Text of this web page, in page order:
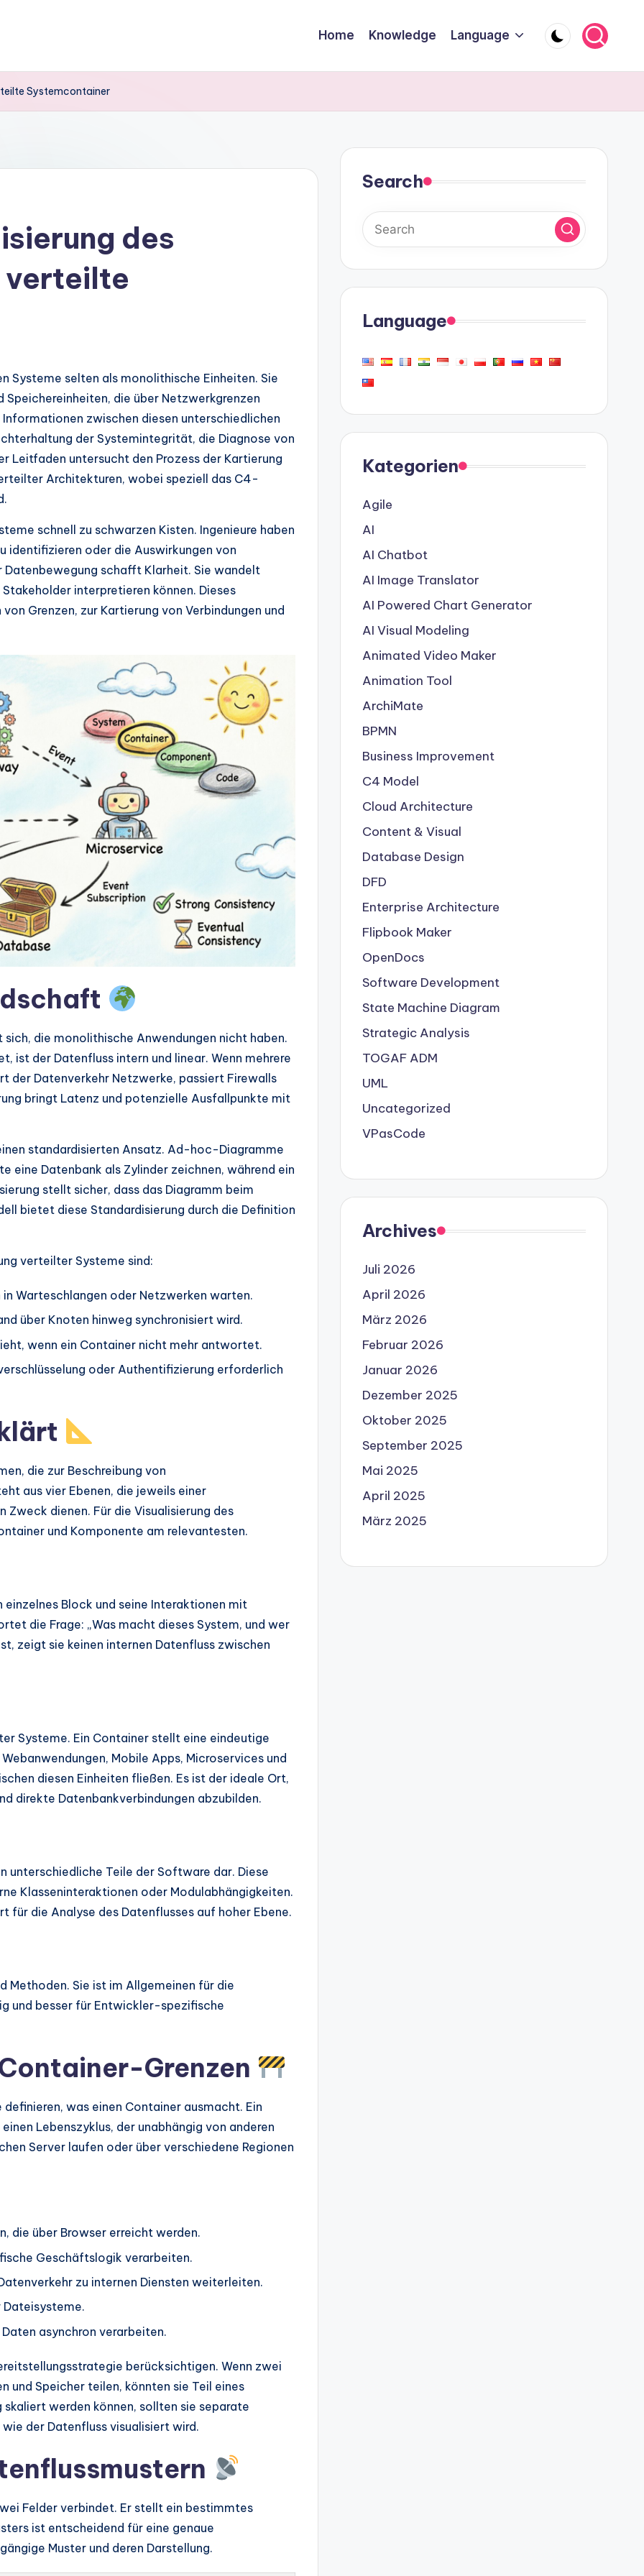
Home Knowledge Language
Systemcontainer
des
verteilte
Systeme selten als monolithische Einheiten. Sie
Speichereinheiten, die über Netzwerkgrenzen
zwischen diesen unterschiedlichen
der Systemintegrität, die Diagnose von
Leitfaden untersucht den Prozess der Kartierung
Architekturen, wobei speziell das C4-
schnell zu schwarzen Kisten. Ingenieure haben
identifizieren oder die Auswirkungen von
Datenbewegung schafft Klarheit. Sie wandelt
interpretieren können. Dieses
Grenzen, zur Kartierung von Verbindungen und
die monolithische Anwendungen nicht haben.
ist der Datenfluss intern und linear. Wenn mehrere
der Datenverkehr Netzwerke, passiert Firewalls
bringt Latenz und potenzielle Ausfallpunkte mit
standardisierten Ansatz. Ad-hoc-Diagramme
eine Datenbank als Zylinder zeichnen, während ein
stellt sicher, dass das Diagramm beim
bietet diese Standardisierung durch die Definition
verteilter Systeme sind:
Warteschlangen oder Netzwerken warten.
über Knoten hinweg synchronisiert wird.
wenn ein Container nicht mehr antwortet.
oder Authentifizierung erforderlich
die zur Beschreibung von
aus vier Ebenen, die jeweils einer
Zweck dienen. Für die Visualisierung des
und Komponente am relevantesten.
Block und seine Interaktionen mit
die Frage: „Was macht dieses System, und wer
zeigt sie keinen internen Datenfluss zwischen
Systeme. Ein Container stellt eine eindeutige
Mobile Apps, Microservices und
diesen Einheiten fließen. Es ist der ideale Ort,
direkte Datenbankverbindungen abzubilden.
unterschiedliche Teile der Software dar. Diese
Klasseninteraktionen oder Modulabhängigkeiten.
die Analyse des Datenflusses auf hoher Ebene.
Methoden. Sie ist im Allgemeinen für die
und besser für Entwickler-spezifische
Grenzen
was einen Container ausmacht. Ein
Lebenszyklus, der unabhängig von anderen
Server laufen oder über verschiedene Regionen
die über Browser erreicht werden.
Geschäftslogik verarbeiten.
zu internen Diensten weiterleiten.
Dateisysteme.
asynchron verarbeiten.
berücksichtigen. Wenn zwei
und Speicher teilen, könnten sie Teil eines
skaliert werden können, sollten sie separate
der Datenfluss visualisiert wird.
Felder verbindet. Er stellt ein bestimmtes
ist entscheidend für eine genaue
Muster und deren Darstellung.
Search
Language
Kategorien
Agile
AI
AI Chatbot
AI Image Translator
AI Powered Chart Generator
AI Visual Modeling
Animated Video Maker
Animation Tool
ArchiMate
BPMN
Business Improvement
C4 Model
Cloud Architecture
Content & Visual
Database Design
DFD
Enterprise Architecture
Flipbook Maker
OpenDocs
Software Development
State Machine Diagram
Strategic Analysis
TOGAF ADM
UML
Uncategorized
VPasCode
Archives
Juli 2026
April 2026
März 2026
Februar 2026
Januar 2026
Dezember 2025
Oktober 2025
September 2025
Mai 2025
April 2025
März 2025